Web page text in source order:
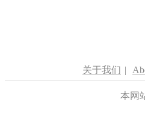
关于我们 |
本网